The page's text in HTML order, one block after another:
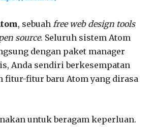
, sebuah free web design tools
source. Seluruh sistem Atom
dengan paket manager
Anda sendiri berkesempatan
fitur-fitur baru Atom yang dirasa
untuk beragam keperluan.